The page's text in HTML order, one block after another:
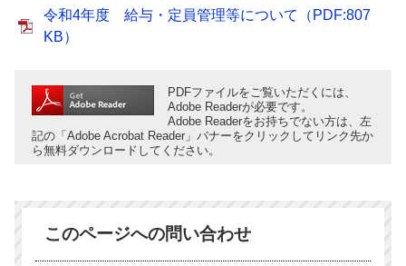
令和4年度 給与・定員管理等について（PDF:807
KB）
PDFファイルをご覧いただくには、
Adobe Readerが必要です。
Adobe Readerをお持ちでない方は、左
記の「Adobe Acrobat Reader」バナーをクリックしてリンク先か
ら無料ダウンロードしてください。
このページへの問い合わせ